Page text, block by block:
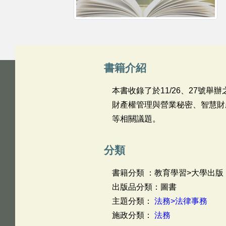
書籍介紹
本書收錄了於11/26、27號舉辦
財產權管理與營業秘密、智慧
等相關議題。
分類
書籍分類 ：教育學習>大學出
出版品分類：圖書
主題分類： 法務>法律事務
施政分類： 法務